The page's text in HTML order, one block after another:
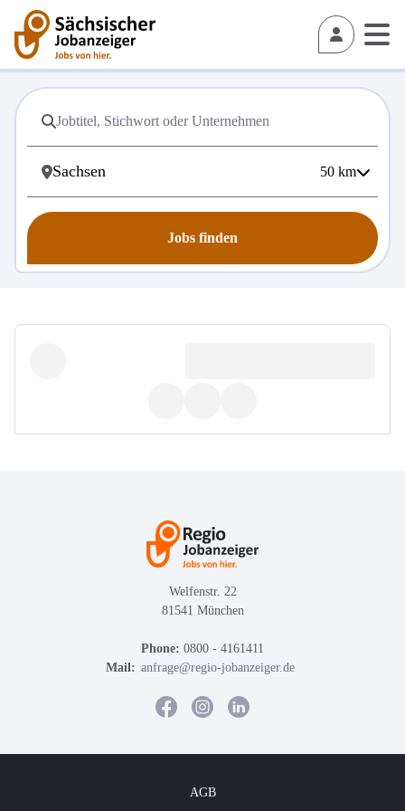
50 km
Jobs finden
Welfenstr. 22
81541 München
Phone: 0800 - 4161411
Mail: anfrage@regio-jobanzeiger.de
AGB